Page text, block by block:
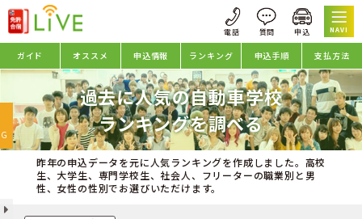
NAVI
ガイド オススメ 申込情報 ランキング 申込手順 支払方法
過去に人気の自動車学校
ランキングを調べる
昨年の申込データを元に人気ランキングを作成しました。高校
生、大学生、専門学校生、社会人、フリーターの職業別と男
性、女性の性別でお選びいただけます。